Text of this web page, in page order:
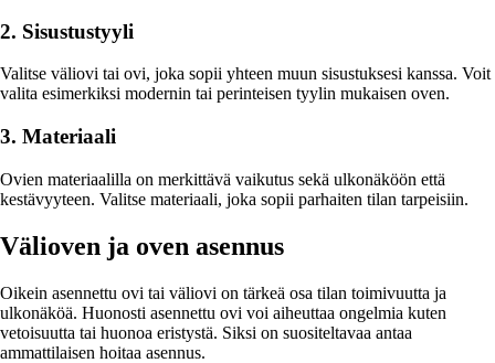
2. Sisustustyyli
Valitse väliovi tai ovi, joka sopii yhteen muun sisustuksesi kanssa. Voit
valita esimerkiksi modernin tai perinteisen tyylin mukaisen oven.
3. Materiaali
Ovien materiaalilla on merkittävä vaikutus sekä ulkonäköön että
kestävyyteen. Valitse materiaali, joka sopii parhaiten tilan tarpeisiin.
Välioven ja oven asennus
Oikein asennettu ovi tai väliovi on tärkeä osa tilan toimivuutta ja
ulkonäköä. Huonosti asennettu ovi voi aiheuttaa ongelmia kuten
vetoisuutta tai huonoa eristystä. Siksi on suositeltavaa antaa
ammattilaisen hoitaa asennus.